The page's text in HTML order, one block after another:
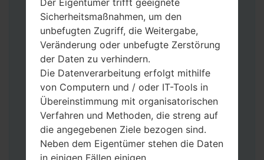
Der Eigentümer trifft geeignete
Sicherheitsmaßnahmen, um den
unbefugten Zugriff, die Weitergabe,
Veränderung oder unbefugte Zerstörung
der Daten zu verhindern.
Die Datenverarbeitung erfolgt mithilfe
von Computern und / oder IT-Tools in
Übereinstimmung mit organisatorischen
Verfahren und Methoden, die streng auf
die angegebenen Ziele bezogen sind.
Neben dem Eigentümer stehen die Daten